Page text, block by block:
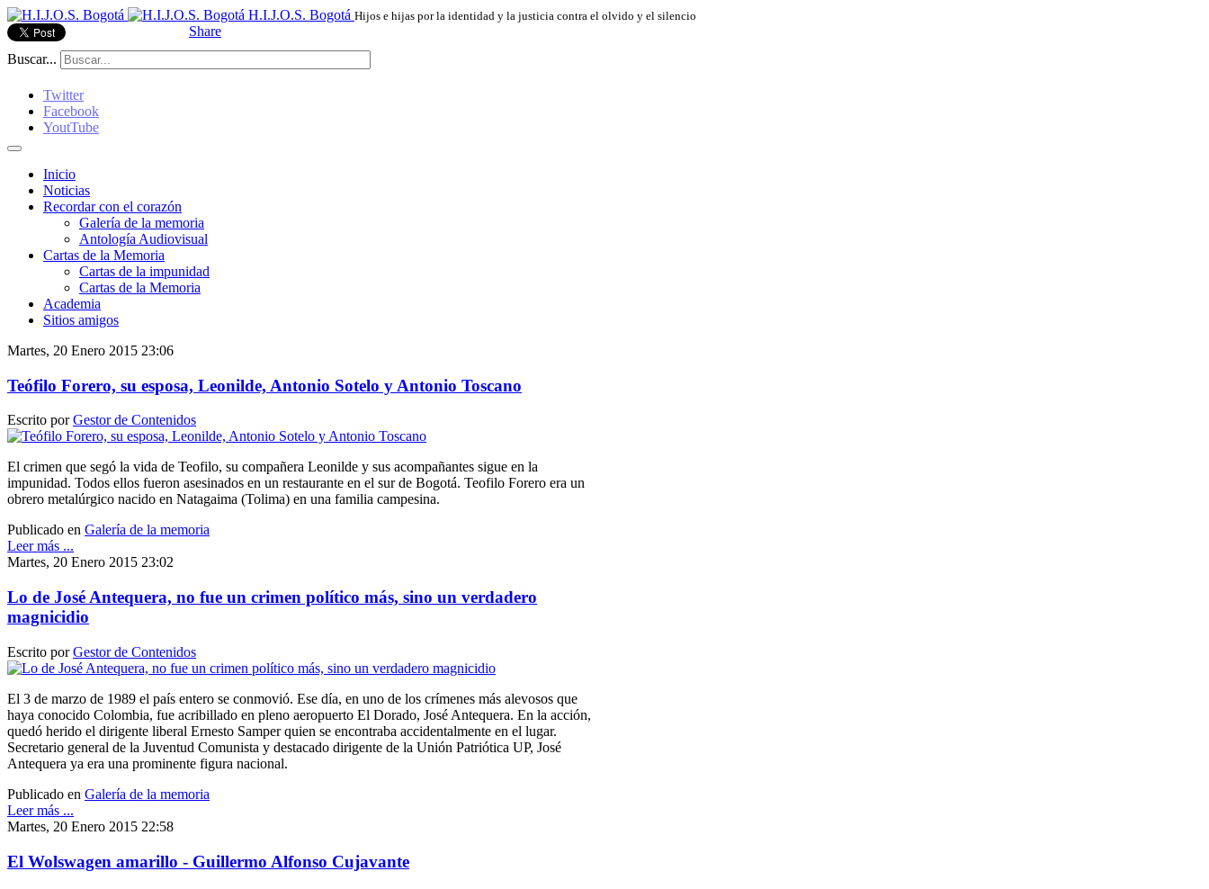
H.I.J.O.S. Bogotá Hijos e hijas por la identidad y la justicia contra el olvido y el silencio
Share
Buscar...
Twitter
Facebook
YoutTube
Inicio
Noticias
Recordar con el corazón
Galería de la memoria
Antología Audiovisual
Cartas de la Memoria
Cartas de la impunidad
Cartas de la Memoria
Academia
Sitios amigos
Martes, 20 Enero 2015 23:06
Teófilo Forero, su esposa, Leonilde, Antonio Sotelo y Antonio Toscano
Escrito porGestor de Contenidos
El crimen que segó la vida de Teofilo, su compañera Leonilde y sus acompañantes sigue en la
impunidad. Todos ellos fueron asesinados en un restaurante en el sur de Bogotá. Teofilo Forero era un
obrero metalúrgico nacido en Natagaima (Tolima) en una familia campesina.
Publicado en Galería de la memoria
Leer más ...
Martes, 20 Enero 2015 23:02
Lo de José Antequera, no fue un crimen político más, sino un verdadero
magnicidio
Escrito porGestor de Contenidos
El 3 de marzo de 1989 el país entero se conmovió. Ese día, en uno de los crímenes más alevosos que
haya conocido Colombia, fue acribillado en pleno aeropuerto El Dorado, José Antequera. En la acción,
quedó herido el dirigente liberal Ernesto Samper quien se encontraba accidentalmente en el lugar.
Secretario general de la Juventud Comunista y destacado dirigente de la Unión Patriótica UP, José
Antequera ya era una prominente figura nacional.
Publicado en Galería de la memoria
Leer más ...
Martes, 20 Enero 2015 22:58
El Wolswagen amarillo - Guillermo Alfonso Cujavante